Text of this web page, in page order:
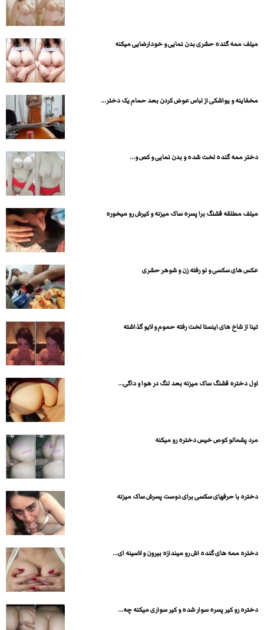
میلف ممه گنده حشری بدن نمایی و خودارضایی میکنه
مخفاینه و یواشکی از لباس عوض کردن بعد حمام یک دختر...
دختر ممه گنده لخت شده و بدن نمایی و کص و...
میلف مطلقه قشنگ برا پسره ساک میزنه و کیرش رو میخوره
عکس های سکسی و لو رفته زن و شوهر حشری
تینا از شاخ های اینستا لخت رفته حموم و لایو گذاشته
اول دختره قشنگ ساک میزنه بعد لنگ در هوا و داگی...
مرد پشمالو کوص خیس دختره رو میکنه
دختره با حرفهای سکسی برای دوست پسرش ساک میزنه
دختره ممه های گنده اش رو میندازه بیرون و لاسینه ای...
دختره رو کیر پسره سوار شده و کیر سواری میکنه چه...